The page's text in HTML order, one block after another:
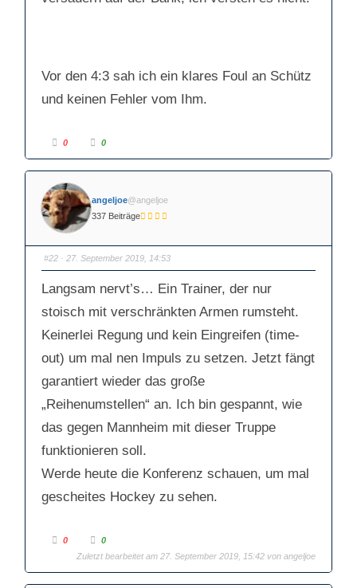
Vor den 4:3 sah ich ein klares Foul an Schütz
und keinen Fehler vom Ihm.
k
c
k
e
n
f
ü
D
a
u
m
n
a
c
u
n
e
n
.
0
k
e
n
f
D
a
u
m
a
c
b
n
0
angeljoe@angeljoe
337 Beiträge
#22 · 27. September 2019, 14:53
Langsam nervt’s… Ein Trainer, der nur
stoisch mit verschränkten Armen rumsteht.
Keinerlei Regung und kein Eingreifen (time-
out) um mal nen Impuls zu setzen. Jetzt fängt
garantiert wieder das große
„Reihenumstellen“ an. Ich bin gespannt, wie
das gegen Mannheim mit dieser Truppe
funktionieren soll.
Werde heute die Konferenz schauen, um mal
gescheites Hockey zu sehen.
i
c
0
k
i
c
0
Zuletzt bearbeitet am 27. September 2019, 15:42 von angeljoe